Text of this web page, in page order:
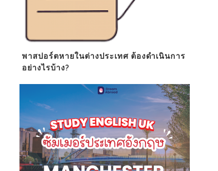
พาสปอร์ตหายในต่างประเทศ ต้องดำเนินการ
อย่างไรบ้าง?